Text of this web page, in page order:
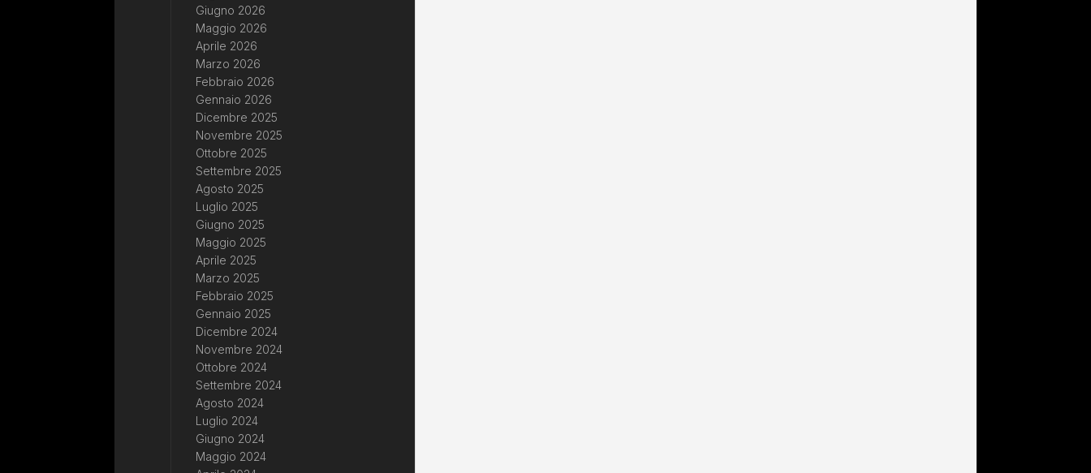
Giugno 2026
Maggio 2026
Aprile 2026
Marzo 2026
Febbraio 2026
Gennaio 2026
Dicembre 2025
Novembre 2025
Ottobre 2025
Settembre 2025
Agosto 2025
Luglio 2025
Giugno 2025
Maggio 2025
Aprile 2025
Marzo 2025
Febbraio 2025
Gennaio 2025
Dicembre 2024
Novembre 2024
Ottobre 2024
Settembre 2024
Agosto 2024
Luglio 2024
Giugno 2024
Maggio 2024